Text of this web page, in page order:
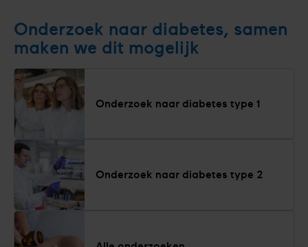
Onderzoek naar diabetes, samen
maken we dit mogelijk
Onderzoek naar diabetes type 1
Onderzoek naar diabetes type 2